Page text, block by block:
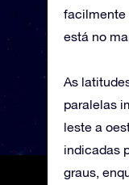
facilmente
está no
As
paralelas
leste a
indicadas
graus,